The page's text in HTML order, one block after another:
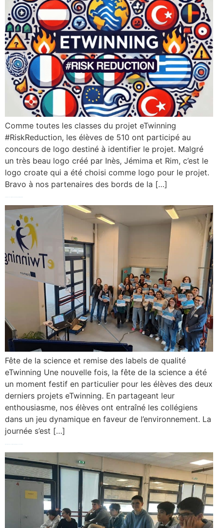
Comme toutes les classes du projet eTwinning
#RiskReduction, les élèves de 510 ont participé au
concours de logo destiné à identifier le projet. Malgré
un très beau logo créé par Inès, Jémima et Rim, c’est le
logo croate qui a été choisi comme logo pour le projet.
Bravo à nos partenaires des bords de la […]
Fête de la science et remise des labels de qualité
eTwinning Une nouvelle fois, la fête de la science a été
un moment festif en particulier pour les élèves des deux
derniers projets eTwinning. En partageant leur
enthousiasme, nos élèves ont entraîné les collégiens
dans un jeu dynamique en faveur de l’environnement. La
journée s’est […]